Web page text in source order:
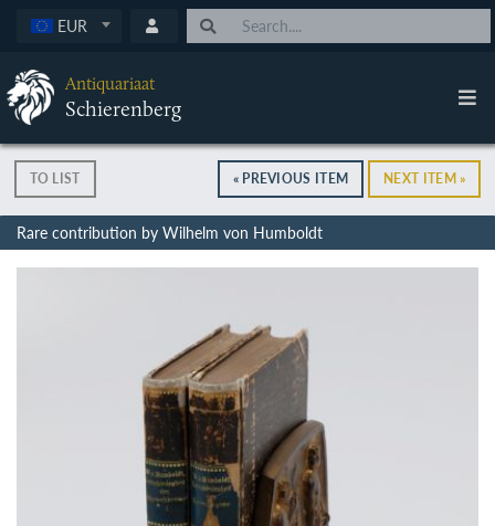
EUR
Antiquariaat
Schierenberg
TO LIST « PREVIOUS ITEM NEXT ITEM »
Rare contribution by Wilhelm von Humboldt